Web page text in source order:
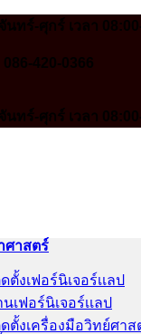
นทร์-ศุกร์ เวลา
420-0366
นทร์-ศุกร์ เวลา
ตั้งเฟอร์นิเจอร์เเลป
เฟอร์นิเจอร์เเลป
ตั้งเครื่องมือวิทย์ศาส
ศาสตร์